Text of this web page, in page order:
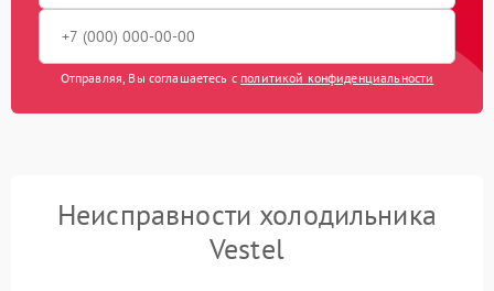
Отправляя, Вы соглашаетесь с политикой конфиденциальности
Неисправности холодильника
Vestel